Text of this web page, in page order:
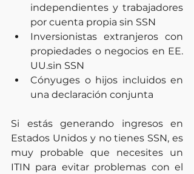
independientes y trabajadores
por cuenta propia sin SSN
Inversionistas extranjeros con
propiedades o negocios en EE.
UU.sin SSN
Cónyuges o hijos incluidos en
una declaración conjunta
Si estás generando ingresos en
Estados Unidos y no tienes SSN, es
muy probable que necesites un
ITIN para evitar problemas con el